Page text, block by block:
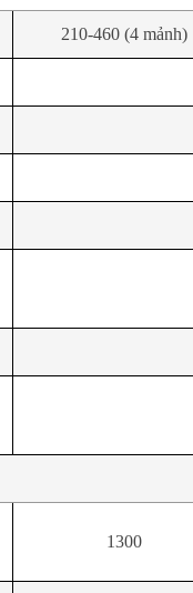
210-460 (4 mảnh)
1300